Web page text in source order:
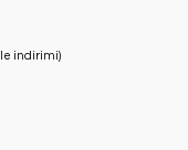
indirimi)